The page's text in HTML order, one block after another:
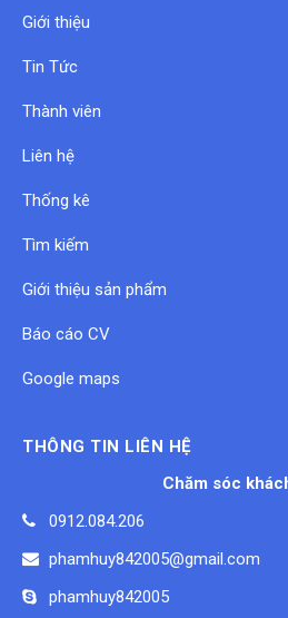
Giới thiệu
Tin Tức
Thành viên
Liên hệ
Thống kê
Tìm kiếm
Giới thiệu sản phẩm
Báo cáo CV
Google maps
THÔNG TIN LIÊN HỆ
Chăm sóc
0912.084.206
phamhuy842005@gmail.com
phamhuy842005